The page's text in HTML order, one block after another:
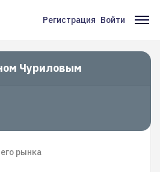
Меню
учётной
записи
Регистрация Войти
Чуриловым
рынка